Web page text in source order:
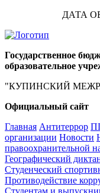
ДАТА
Государственное
образовательное
"КУПИНСКИЙ
Официальный сайт
Главная Антитеррор
организации Новости
правоохранительной
Географический
Студенческий
Противодействие
Студентам и